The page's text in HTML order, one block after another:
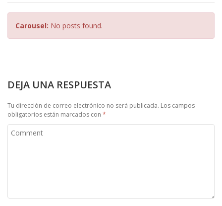
Carousel: No posts found.
DEJA UNA RESPUESTA
Tu dirección de correo electrónico no será publicada. Los campos
obligatorios están marcados con *